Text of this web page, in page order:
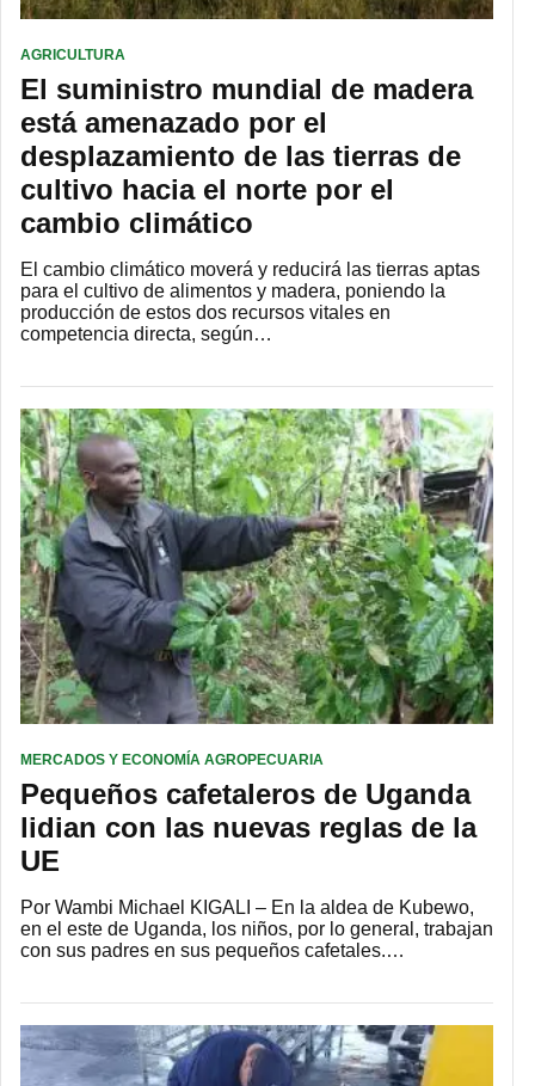
AGRICULTURA
El suministro mundial de madera
está amenazado por el
desplazamiento de las tierras de
cultivo hacia el norte por el
cambio climático
El cambio climático moverá y reducirá las tierras aptas
para el cultivo de alimentos y madera, poniendo la
producción de estos dos recursos vitales en
competencia directa, según…
MERCADOS Y ECONOMÍA AGROPECUARIA
Pequeños cafetaleros de Uganda
lidian con las nuevas reglas de la
UE
Por Wambi Michael KIGALI – En la aldea de Kubewo,
en el este de Uganda, los niños, por lo general, trabajan
con sus padres en sus pequeños cafetales.…